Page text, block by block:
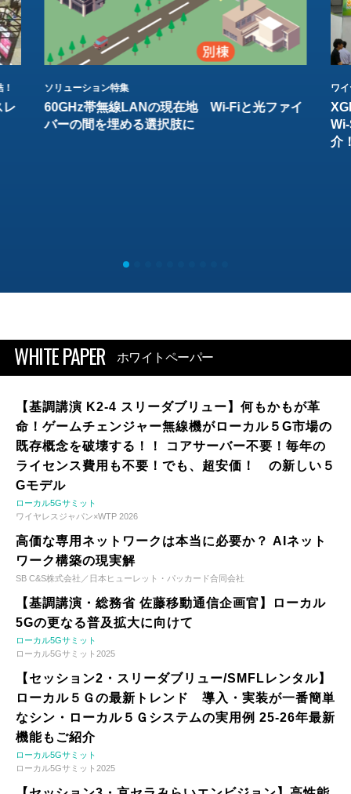
レ
ソリューション特集
60GHz帯無線LANの現在地 Wi-Fiと光ファイ
バーの間を埋める選択肢に
ワ
介
WHITE PAPER ホワイトペーパー
【基調講演 K2-4 スリーダブリュー】何もかもが革
命！ゲームチェンジャー無線機がローカル５G市場の
既存概念を破壊する！！ コアサーバー不要！毎年の
ライセンス費用も不要！でも、超安価！ の新しい５
Gモデル
ローカル5Gサミット
ワイヤレスジャパン×WTP 2026
高価な専用ネットワークは本当に必要か？ AIネット
ワーク構築の現実解
SB C&S株式会社／日本ヒューレット・パッカード合同会社
【基調講演・総務省 佐藤移動通信企画官】ローカル
5Gの更なる普及拡大に向けて
ローカル5Gサミット
ローカル5Gサミット2025
【セッション2・スリーダブリュー/SMFLレンタル】
ローカル５Ｇの最新トレンド 導入・実装が一番簡単
なシン・ローカル５Ｇシステムの実用例 25-26年最新
機能もご紹介
ローカル5Gサミット
ローカル5Gサミット2025